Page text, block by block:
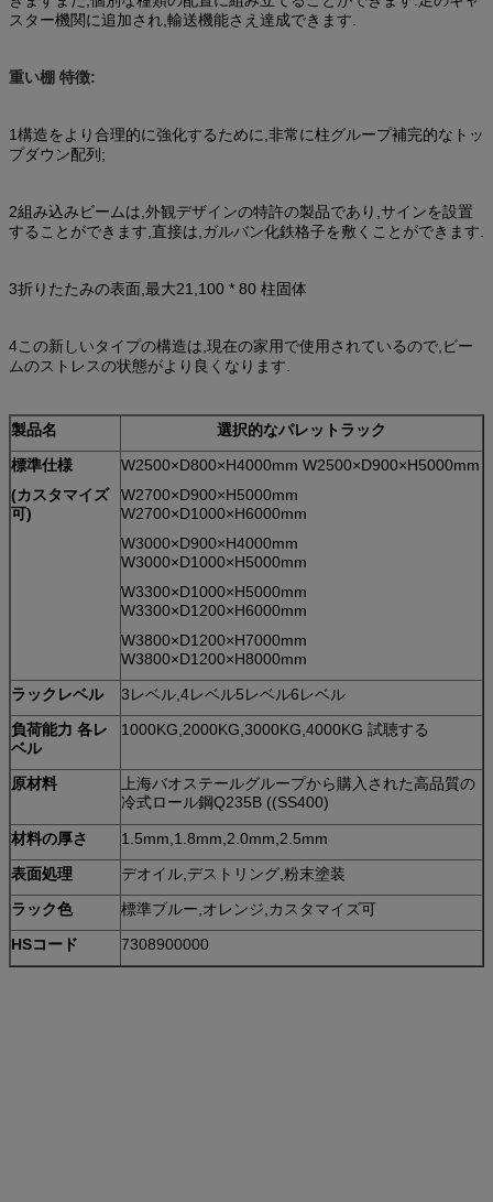
スター機関に追加され,輸送機能さえ達成できます.
重い棚 特徴:
1構造をより合理的に強化するために,非常に柱グループ補完的なトッ
プダウン配列;
2組み込みビームは,外観デザインの特許の製品であり,サインを設置
することができます,直接は,ガルバン化鉄格子を敷くことができます.
3折りたたみの表面,最大21,100 * 80 柱固体
4この新しいタイプの構造は,現在の家用で使用されているので,ビー
ムのストレスの状態がより良くなります.
製品名
選択的なパレットラック
標準仕様
(カスタマイズ
可)
W2500×D800×H4000mm W2500×D900×H5000mm
W2700×D900×H5000mm
W2700×D1000×H6000mm
W3000×D900×H4000mm
W3000×D1000×H5000mm
W3300×D1000×H5000mm
W3300×D1200×H6000mm
W3800×D1200×H7000mm
W3800×D1200×H8000mm
ラックレベル
3レベル,4レベル5レベル6レベル
負荷能力 各レ
ベル
1000KG,2000KG,3000KG,4000KG 試聴する
原材料
上海バオステールグループから購入された高品質の
冷式ロール鋼Q235B ((SS400)
材料の厚さ
1.5mm,1.8mm,2.0mm,2.5mm
表面処理
デオイル,デストリング,粉末塗装
ラック色
標準ブルー,オレンジ,カスタマイズ可
HSコード
7308900000